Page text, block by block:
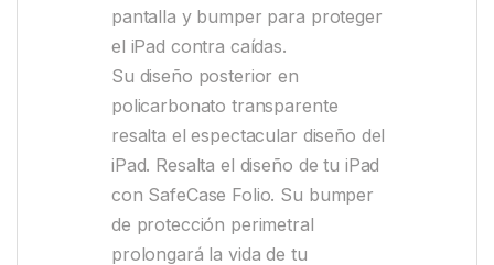
pantalla y bumper para proteger
el iPad contra caídas.
Su diseño posterior en
policarbonato transparente
resalta el espectacular diseño del
iPad. Resalta el diseño de tu iPad
con SafeCase Folio. Su bumper
de protección perimetral
prolongará la vida de tu